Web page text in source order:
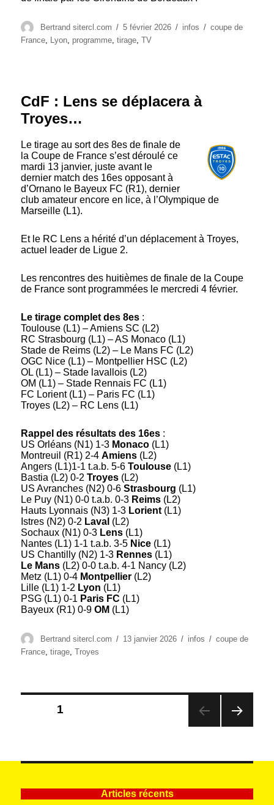
Auteur
Bertrand sitercl.com
Publié
le
5 février 2026 Catégories
infos Étiquettes
coupe de
France, Lyon, programme,tirage,TV
CdF : Lens se déplacera à
Troyes…
Le tirage au sort des 8es de finale de
la Coupe de France s’est déroulé ce
mardi 13 janvier, juste avant le
dernier match des 16es opposant à
d’Ornano le Bayeux FC (R1), dernier
club amateur encore en lice, à l’Olympique de
Marseille (L1).
Et le RC Lens a hérité d’un déplacement à Troyes,
actuel leader de Ligue 2.
Les rencontres des huitièmes de finale de la Coupe
de France sont programmées le mercredi 4 février.
Le tirage complet des 8es :
Toulouse (L1) – Amiens SC (L2)
RC Strasbourg (L1) – AS Monaco (L1)
Stade de Reims (L2) – Le Mans FC (L2)
OGC Nice (L1) – Montpellier HSC (L2)
OL (L1) – Stade lavallois (L2)
OM (L1) – Stade Rennais FC (L1)
FC Lorient (L1) – Paris FC (L1)
Troyes (L2) – RC Lens (L1)
Rappel des résultats des 16es :
US Orléans (N1) 1-3 Monaco (L1)
Montreuil (R1) 2-4Amiens (L2)
Angers (L1)1-1 t.a.b. 5-6Toulouse (L1)
Bastia (L2) 0-2Troyes (L2)
US Avranches (N2) 0-6Strasbourg (L1)
Le Puy (N1) 0-0 t.a.b. 0-3 Reims (L2)
Hauts Lyonnais (N3) 1-3 Lorient (L1)
Istres (N2) 0-2 Laval (L2)
Sochaux (N1) 0-3 Lens (L1)
Nantes (L1) 1-1 t.a.b. 3-5 Nice (L1)
US Chantilly (N2) 1-3 Rennes (L1)
Le Mans (L2) 0-0 t.a.b. 4-1 Nancy (L2)
Metz (L1) 0-4 Montpellier (L2)
Lille (L1) 1-2 Lyon (L1)
PSG (L1) 0-1 Paris FC (L1)
Bayeux (R1) 0-9OM (L1)
Auteur
Bertrand sitercl.com
Publié
13 janvier 2026 Catégories
infos Étiquettes
coupe de
France ,tirage ,Troyes
Pagination
1
ANT
Articles récents